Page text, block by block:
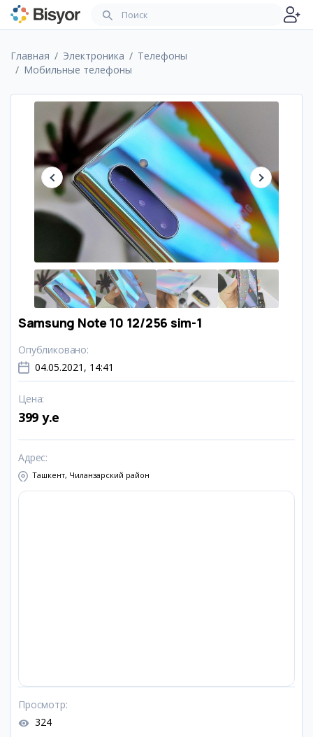
Главная Электроника
Телефоны
Мобильные телефоны
Samsung Note 10 12/256 sim-1
Опубликовано:
04.05.2021, 14:41
Цена:
399 y.e
Адрес:
Ташкент, Чиланзарский район
Просмотр:
324